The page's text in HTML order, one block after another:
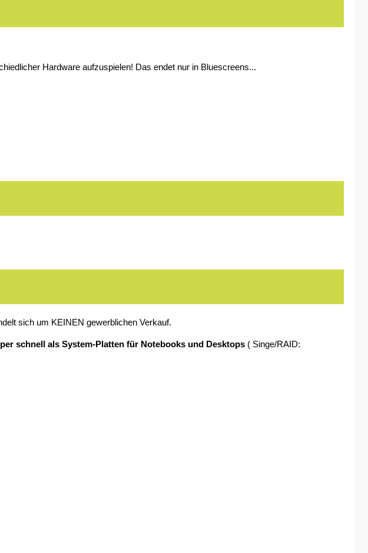
Hardware aufzuspielen! Das endet nur in Bluescreens...
sich um KEINEN gewerblichen Verkauf.
schnell als System-Platten für Notebooks und Desktops ( Singe/RAID: